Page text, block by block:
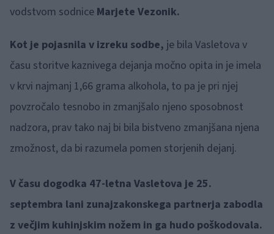
vodstvom sodnice Marjete Vezonik.
Kot je pojasnila v izreku sodbe, je bila Vasletova v
času storitve kaznivega dejanja močno opita in je imela
v krvi najmanj 1,66 grama alkohola, to pa je pri njej
povzročalo tesnobo in zmanjšalo njeno sposobnost
nadzora, prav tako naj bi bila bistveno zmanjšana njena
zmožnost, da bi razumela pomen storjenih dejanj.
V času dogodka 47-letna Vasletova je 25.
septembra lani zunajzakonskega partnerja zabodla
z večjim kuhinjskim nožem in ga hudo poškodovala.